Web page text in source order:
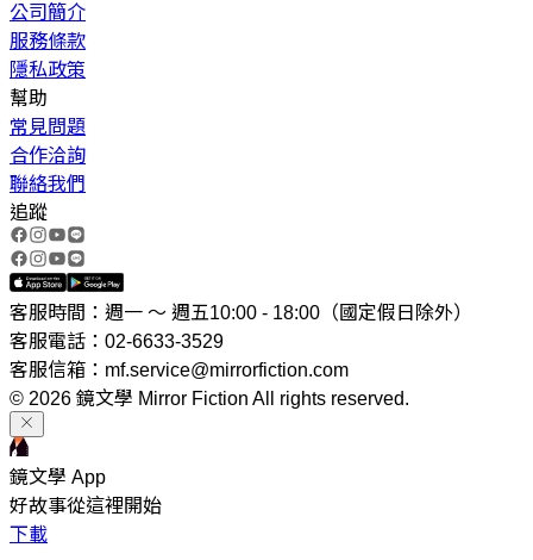
公司簡介
服務條款
隱私政策
幫助
常見問題
合作洽詢
聯絡我們
追蹤
客服時間：週一 ～ 週五10:00 - 18:00（國定假日除外）
客服電話：02-6633-3529
客服信箱：mf.service@mirrorfiction.com
© 2026 鏡文學 Mirror Fiction All rights reserved.
鏡文學 App
好故事從這裡開始
下載